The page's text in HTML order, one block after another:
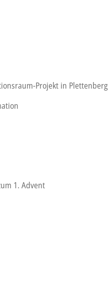
Projekt in Plettenberg
1. Advent